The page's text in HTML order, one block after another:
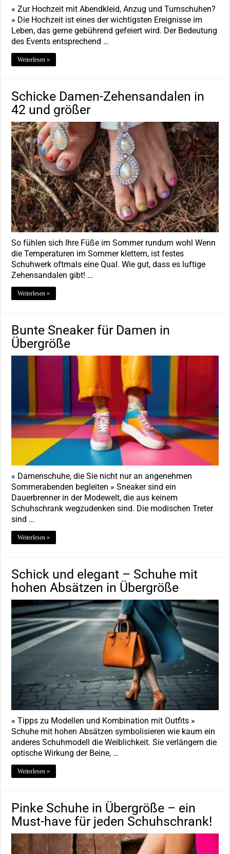
« Zur Hochzeit mit Abendkleid, Anzug und Turnschuhen?
» Die Hochzeit ist eines der wichtigsten Ereignisse im
Leben, das gerne gebührend gefeiert wird. Der Bedeutung
des Events entsprechend …
Weiterlesen »
Schicke Damen-Zehensandalen in
42 und größer
So fühlen sich Ihre Füße im Sommer rundum wohl Wenn
die Temperaturen im Sommer klettern, ist festes
Schuhwerk oftmals eine Qual. Wie gut, dass es luftige
Zehensandalen gibt! …
Weiterlesen »
Bunte Sneaker für Damen in
Übergröße
« Damenschuhe, die Sie nicht nur an angenehmen
Sommerabenden begleiten » Sneaker sind ein
Dauerbrenner in der Modewelt, die aus keinem
Schuhschrank wegzudenken sind. Die modischen Treter
sind …
Weiterlesen »
Schick und elegant – Schuhe mit
hohen Absätzen in Übergröße
« Tipps zu Modellen und Kombination mit Outfits »
Schuhe mit hohen Absätzen symbolisieren wie kaum ein
anderes Schuhmodell die Weiblichkeit. Sie verlängern die
optische Wirkung der Beine, …
Weiterlesen »
Pinke Schuhe in Übergröße – ein
Must-have für jeden Schuhschrank!